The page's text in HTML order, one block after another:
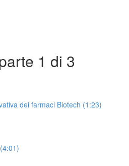
1 di 3
dei farmaci Biotech (1:23)